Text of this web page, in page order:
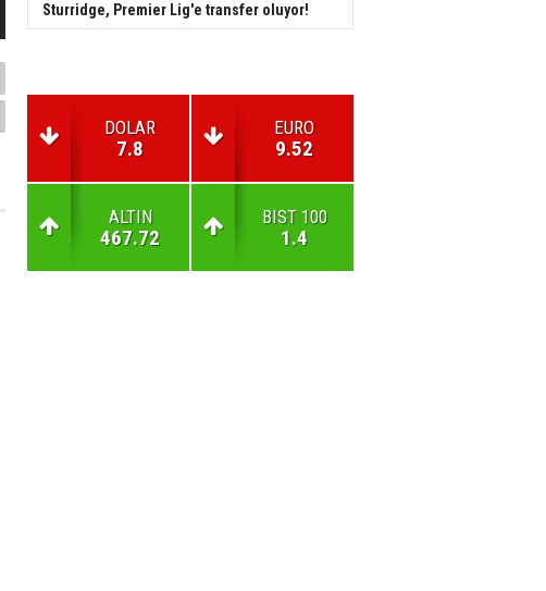
Sturridge, Premier Lig'e transfer oluyor!
DOLAR
7.8
EURO
9.52
ALTIN
467.72
BIST 100
1.4